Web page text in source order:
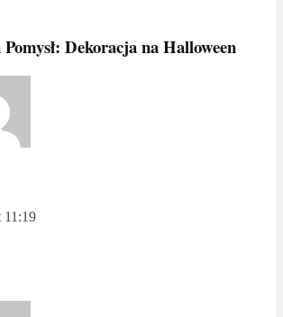
Pomysł: Dekoracja na Halloween
11:19